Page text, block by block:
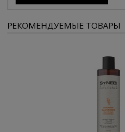
РЕКОМЕНДУЕМЫЕ ТОВАРЫ